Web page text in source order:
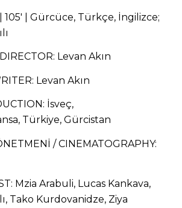
105′ | Gürcüce, Türkçe, İngilizce;
Levan Akın
Levan Akın
İsveç,
Türkiye, Gürcistan
/ CINEMATOGRAPHY:
Mzia Arabuli, Lucas Kankava,
Tako Kurdovanidze, Ziya